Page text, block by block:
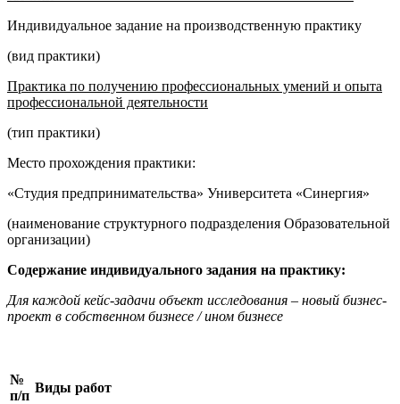
Индивидуальное задание на производственную практику
(вид практики)
Практика по получению профессиональных умений и опыта
профессиональной деятельности
(тип практики)
Место прохождения практики:
«Студия предпринимательства» Университета «Синергия»
(наименование структурного подразделения Образовательной
организации)
Содержание индивидуального задания на практику:
Для каждой кейс-задачи объект исследования – новый бизнес-
проект в собственном бизнесе / ином бизнесе
№
п/п
Виды работ